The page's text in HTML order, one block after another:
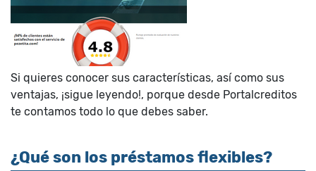
Si quieres conocer sus características, así como sus
ventajas, ¡sigue leyendo!, porque desde Portalcreditos
te contamos todo lo que debes saber.
¿Qué son los préstamos flexibles?